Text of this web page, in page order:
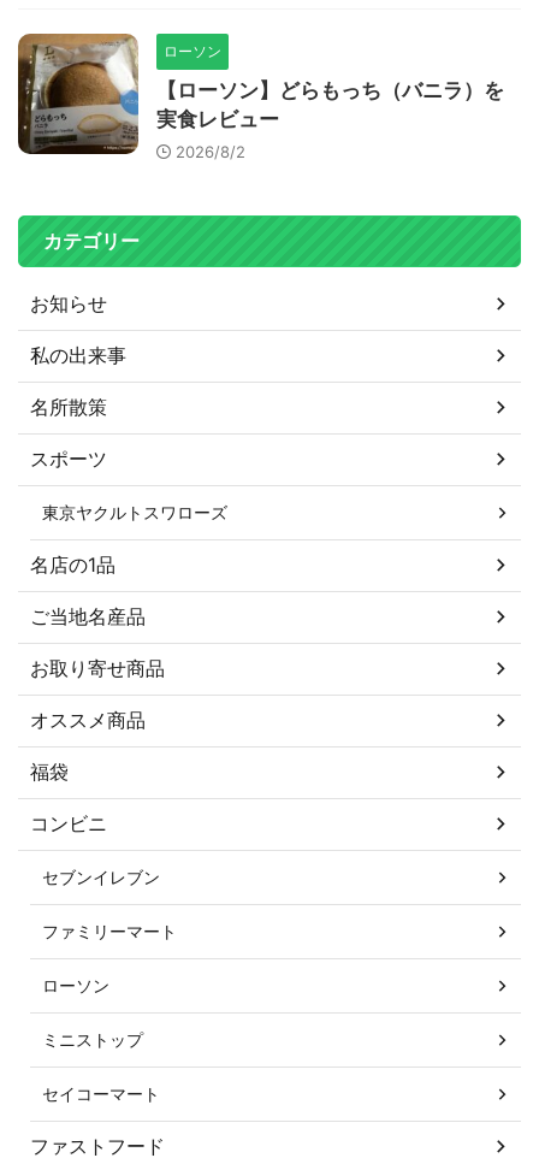
ローソン
【ローソン】どらもっち（バニラ）を
実食レビュー
2026/8/2
カテゴリー
お知らせ
私の出来事
名所散策
スポーツ
東京ヤクルトスワローズ
名店の1品
ご当地名産品
お取り寄せ商品
オススメ商品
福袋
コンビニ
セブンイレブン
ファミリーマート
ローソン
ミニストップ
セイコーマート
ファストフード